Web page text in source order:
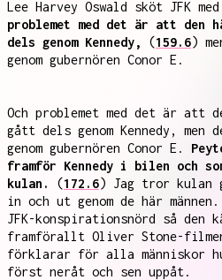
Lee Harvey Oswald sköt JFK
problemet med det är att den
dels genom Kennedy,
(159.6)
genom gubernören Conor E.
Och problemet med det är att
gått dels genom Kennedy, men
genom gubernören Conor E.
framför Kennedy i bilen och
kulan.
(172.6) Jag tror kulan
in och ut genom de här
JFK-konspirationsnörd så den
framförallt Oliver Stone-
förklarar för alla människor
först neråt och sen uppåt.